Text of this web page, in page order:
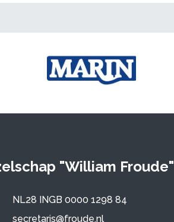
"William Froude"
NL28 INGB 0000 1298 84
secretaris@froude.nl